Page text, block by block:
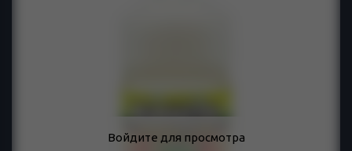
Войдите для просмотра